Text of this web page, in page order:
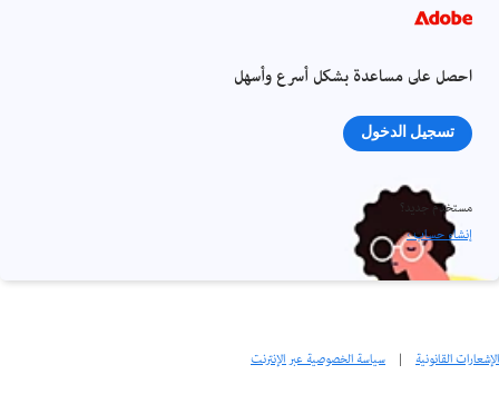
احصل على مساعدة بشكل أسرع وأسهل
تسجيل الدخول
مستخدم جديد؟
إنشاء حساب ›
الإشعارات القانونية | سياسة الخصوصية عبر الإنترنت